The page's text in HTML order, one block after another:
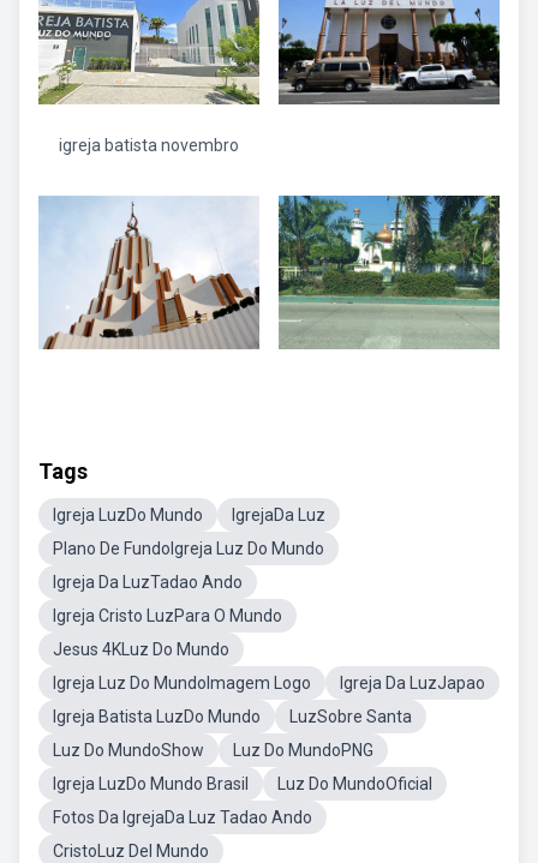
igreja batista novembro
Tags
Igreja LuzDo Mundo
IgrejaDa Luz
Plano De FundoIgreja Luz Do Mundo
Igreja Da LuzTadao Ando
Igreja Cristo LuzPara O Mundo
Jesus 4KLuz Do Mundo
Igreja Luz Do MundoImagem Logo
Igreja Da LuzJapao
Igreja Batista LuzDo Mundo
LuzSobre Santa
Luz Do MundoShow
Luz Do MundoPNG
Igreja LuzDo Mundo Brasil
Luz Do MundoOficial
Fotos Da IgrejaDa Luz Tadao Ando
CristoLuz Del Mundo